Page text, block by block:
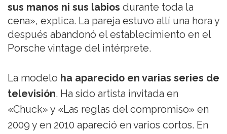
sus manos ni sus labios durante toda la
cena», explica. La pareja estuvo allí una hora y
después abandonó el establecimiento en el
Porsche vintage del intérprete.
La modelo ha aparecido en varias series de
televisión. Ha sido artista invitada en
«Chuck» y «Las reglas del compromiso» en
2009 y en 2010 apareció en varios cortos. En